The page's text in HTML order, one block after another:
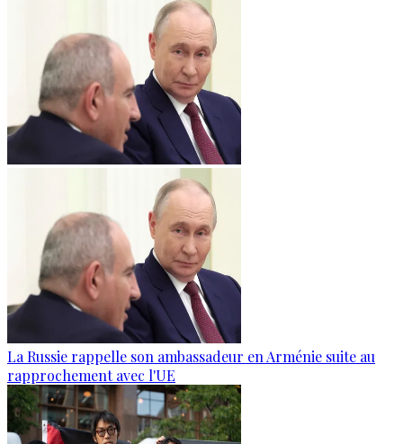
La Russie rappelle son ambassadeur en Arménie suite au
rapprochement avec l'UE